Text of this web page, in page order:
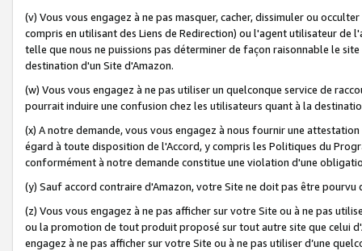
(v) Vous vous engagez à ne pas masquer, cacher, dissimuler ou
compris en utilisant des Liens de Redirection) ou l'agent utilisateur
telle que nous ne puissions pas déterminer de façon raisonnable le
destination d'un Site d'Amazon.
(w) Vous vous engagez à ne pas utiliser un quelconque service de
pourrait induire une confusion chez les utilisateurs quant à la
(x) A notre demande, vous vous engagez à nous fournir une
égard à toute disposition de l'Accord, y compris les Politiques du
conformément à notre demande constitue une violation d'une
(y) Sauf accord contraire d'Amazon, votre Site ne doit pas être
(z) Vous vous engagez à ne pas afficher sur votre Site ou à ne pas
ou la promotion de tout produit proposé sur tout autre site que celui
engagez à ne pas afficher sur votre Site ou à ne pas utiliser d’une